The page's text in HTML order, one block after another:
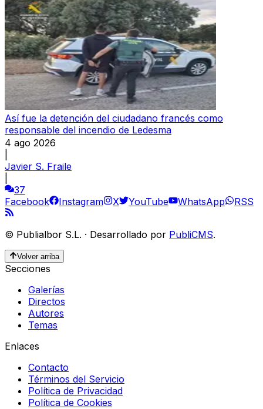
Así fue la detención del ciudadano francés como
responsable del incendio de Ledesma
4 ago 2026
Javier S. Fraile
37
Facebook
Instagram X YouTube WhatsApp RSS
© Publialbor S.L. · Desarrollado por PubliCMS.
Volver arriba
Secciones
Galerías
Directos
Autores
Temas
Enlaces
Contacto
Términos del Servicio
Política de Privacidad
Política de Cookies